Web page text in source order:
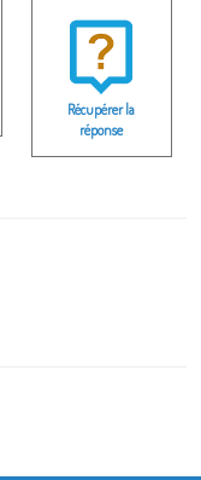
Récupérer la
réponse